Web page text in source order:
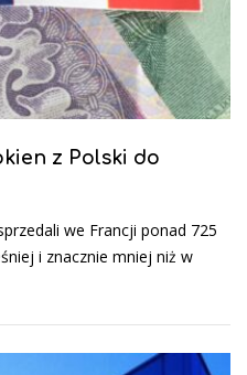
z Polski do
we Francji ponad 725
i znacznie mniej niż w